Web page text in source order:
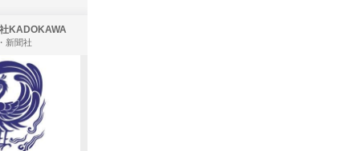
KADOKAWA
新聞社